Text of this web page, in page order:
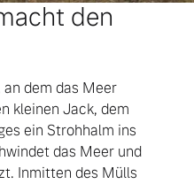
den
an dem das Meer
kleinen Jack, dem
ein Strohhalm ins
das Meer und
Inmitten des Mülls